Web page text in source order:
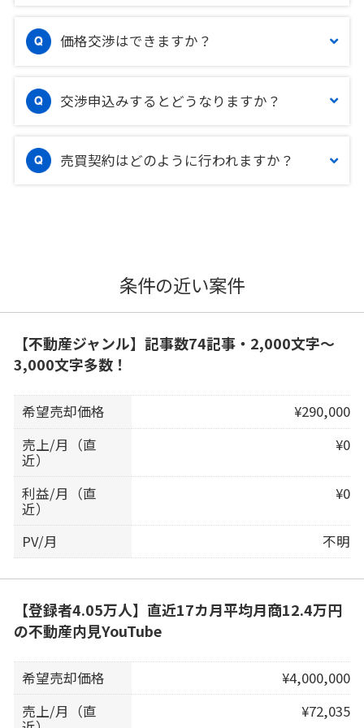
価格交渉はできますか？
交渉申込みするとどうなりますか？
売買契約はどのように行われますか？
条件の近い案件
【不動産ジャンル】記事数74記事・2,000文字〜
3,000文字多数！
希望売却価格
¥290,000
売上/月（直
近）
¥0
利益/月（直
近）
¥0
PV/月 不明
【登録者4.05万人】直近17カ月平均月商12.4万円
の不動産内見YouTube
希望売却価格
¥4,000,000
売上/月（直
¥72,035